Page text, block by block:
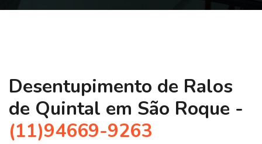
Desentupimento de Ralos
de Quintal em São Roque -
(11)94669-9263